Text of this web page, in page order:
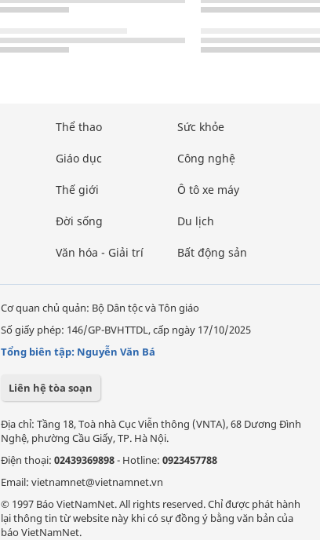
Thể thao
Giáo dục
Thế giới
Đời sống
Văn hóa - Giải trí
Sức khỏe
Công nghệ
Ô tô xe máy
Du lịch
Bất động sản
Cơ quan chủ quản: Bộ Dân tộc và Tôn giáo
Số giấy phép: 146/GP-BVHTTDL, cấp ngày 17/10/2025
Tổng biên tập: Nguyễn Văn Bá
Liên hệ tòa soạn
Địa chỉ: Tầng 18, Toà nhà Cục Viễn thông (VNTA), 68 Dương Đình
Nghệ, phường Cầu Giấy, TP. Hà Nội.
Điện thoại: 02439369898- Hotline: 0923457788
Email: vietnamnet@vietnamnet.vn
© 1997 Báo VietNamNet. All rights reserved. Chỉ được phát hành
lại thông tin từ website này khi có sự đồng ý bằng văn bản của
báo VietNamNet.